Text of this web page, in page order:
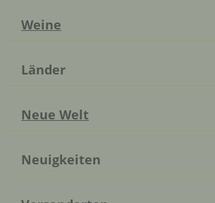
Weine
Länder
Neue Welt
Neuigkeiten